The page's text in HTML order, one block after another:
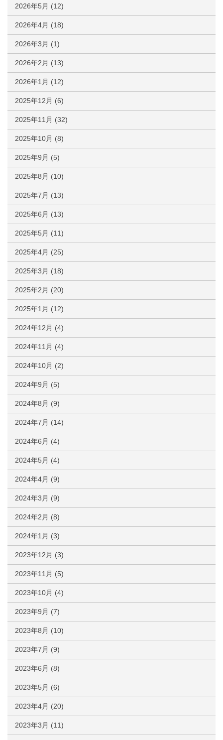
2026年5月 (12)
2026年4月 (18)
2026年3月 (1)
2026年2月 (13)
2026年1月 (12)
2025年12月 (6)
2025年11月 (32)
2025年10月 (8)
2025年9月 (5)
2025年8月 (10)
2025年7月 (13)
2025年6月 (13)
2025年5月 (11)
2025年4月 (25)
2025年3月 (18)
2025年2月 (20)
2025年1月 (12)
2024年12月 (4)
2024年11月 (4)
2024年10月 (2)
2024年9月 (5)
2024年8月 (9)
2024年7月 (14)
2024年6月 (4)
2024年5月 (4)
2024年4月 (9)
2024年3月 (9)
2024年2月 (8)
2024年1月 (3)
2023年12月 (3)
2023年11月 (5)
2023年10月 (4)
2023年9月 (7)
2023年8月 (10)
2023年7月 (9)
2023年6月 (8)
2023年5月 (6)
2023年4月 (20)
2023年3月 (11)